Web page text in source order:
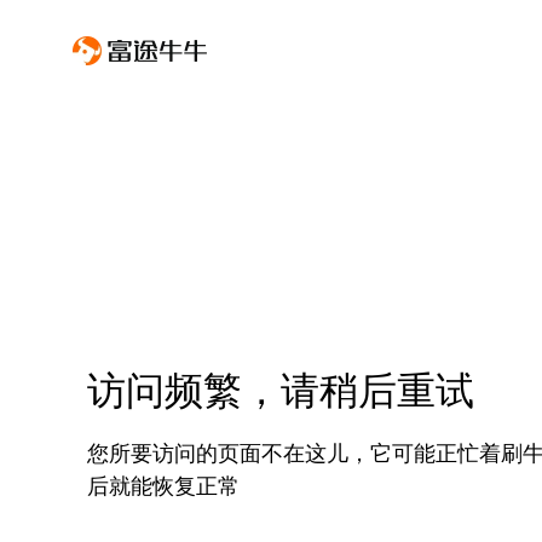
访问频繁，请稍后重试
您所要访问的页面不在这儿，它可能正忙着刷
后就能恢复正常